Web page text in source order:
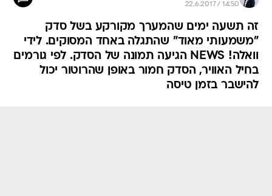
22.6.2017 / 14:50
זה תשעה ימים שהמערך מקורקע בשל סדק
"משמעותי מאוד" שהתגלה באחד המסוקים. לידי
וואלה! NEWS הגיעה תמונה של הסדק. לפי גורמים
בחיל האוויר, הסדק חמור באופן שהרוטור יכול
להישבר בזמן טיסה